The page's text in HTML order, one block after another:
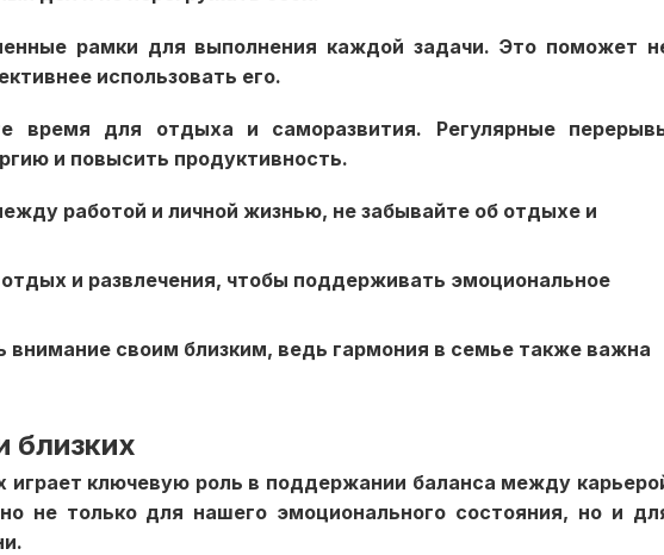
рамки для выполнения каждой задачи. Это поможет
использовать его.
время для отдыха и саморазвития. Регулярные
и повысить продуктивность.
работой и личной жизнью, не забывайте об отдыхе и
и развлечения, чтобы поддерживать эмоциональное
внимание своим близким, ведь гармония в семье также важна
близких
играет ключевую роль в поддержании баланса между
не только для нашего эмоционального состояния, но и